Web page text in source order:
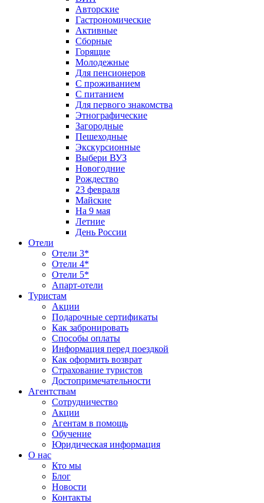
Авторские
Гастрономические
Активные
Сборные
Горящие
Молодежные
Для пенсионеров
С проживанием
С питанием
Для первого знакомства
Этнографические
Загородные
Пешеходные
Экскурсионные
Выбери ВУЗ
Новогодние
Рождество
23 февраля
Майские
На 9 мая
Летние
День России
Отели
Отели 3*
Отели 4*
Отели 5*
Апарт-отели
Туристам
Акции
Подарочные сертификаты
Как забронировать
Способы оплаты
Информация перед поездкой
Как оформить возврат
Страхование туристов
Достопримечательности
Агентствам
Сотрудничество
Акции
Агентам в помощь
Обучение
Юридическая информация
О нас
Кто мы
Блог
Новости
Контакты